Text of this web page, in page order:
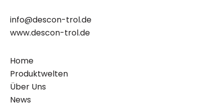
info@descon-trol.de
www.descon-trol.de
Home
Produktwelten
Über Uns
News